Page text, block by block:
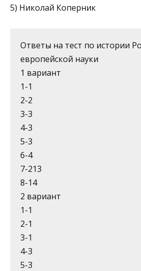
5) Николай Коперник
Ответы на тест по истории
европейской науки
1 вариант
1-1
2-2
3-3
4-3
5-3
6-4
7-213
8-14
2 вариант
1-1
2-1
3-1
4-3
5-3